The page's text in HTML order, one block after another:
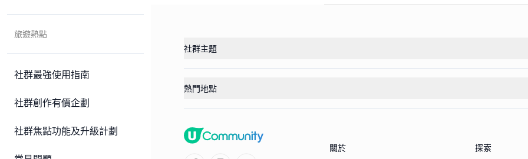
旅遊熱點
社群最強使用指南
社群創作有價企劃
社群焦點功能及升級計劃
社群主題
熱門地點
關於 探索